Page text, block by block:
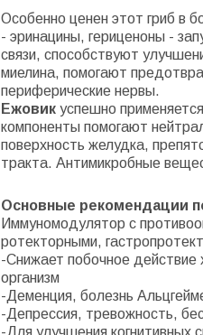
Особенно ценен этот гриб в
- эринацины, гериценоны -
связи, способствуют
миелина, помогают
периферические нервы.
Ежовик успешно
компоненты помогают
поверхность желудка, препя
тракта. Антимикробные
Основные рекомендации
Иммуномодулятор с
ротекторными,
-Снижает побочное действие
организм
-Деменция, болезнь
-Депрессия, тревожность,
-Для улучшения когнитивных